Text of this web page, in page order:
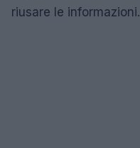
riusare le informazioni.